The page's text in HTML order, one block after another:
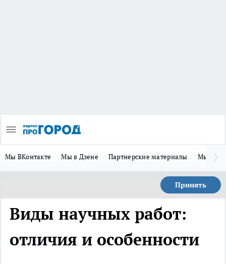
Мы ВКонтакте Мы в Дзене Партнерские материалы Мы в
Принять
Виды научных работ:
отличия и особенности